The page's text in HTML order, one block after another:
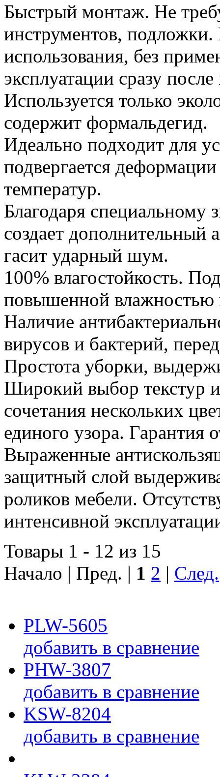
Быстрый монтаж. Не
инструментов,
использования, без
эксплуатации сразу
Используется только
содержит формальдегид.
Идеально подходит для
подвергается
температур.
Благодаря специальному
создает
гасит ударный шум.
100% влагостойкость.
повышенной влажностью
Наличие
вирусов и бактерий,
Простота уборки,
Широкий выбор текстур
сочетания нескольких
единого узора. Гарантия
Выраженные
защитный слой
роликов мебели.
интенсивной
Товары 1 - 12 из 15
Начало | Пред. | 1 2 | След.
PLW-5605
добавить в сравнение
PHW-3807
добавить в сравнение
KSW-8204
добавить в сравнение